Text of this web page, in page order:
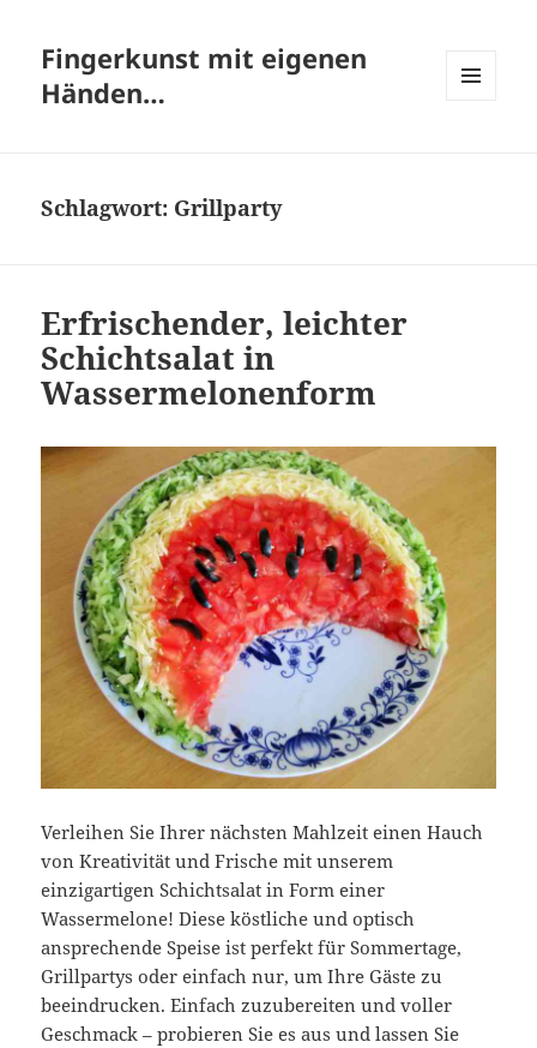
Fingerkunst mit eigenen
Händen…
Schlagwort: Grillparty
Erfrischender, leichter
Schichtsalat in
Wassermelonenform
Verleihen Sie Ihrer nächsten Mahlzeit einen Hauch
von Kreativität und Frische mit unserem
einzigartigen Schichtsalat in Form einer
Wassermelone! Diese köstliche und optisch
ansprechende Speise ist perfekt für Sommertage,
Grillpartys oder einfach nur, um Ihre Gäste zu
beeindrucken. Einfach zuzubereiten und voller
Geschmack – probieren Sie es aus und lassen Sie